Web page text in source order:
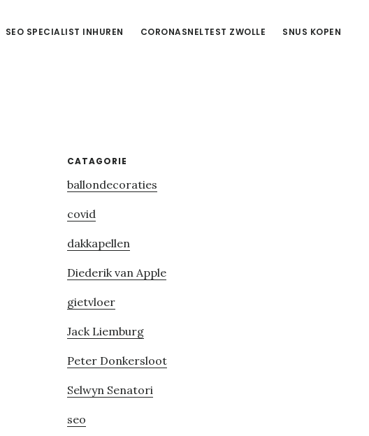
SEO SPECIALIST INHUREN CORONASNELTEST ZWOLLE SNUS KOPEN
Primary
Sidebar
CATAGORIE
ballondecoraties
covid
dakkapellen
Diederik van Apple
gietvloer
Jack Liemburg
Peter Donkersloot
Selwyn Senatori
seo